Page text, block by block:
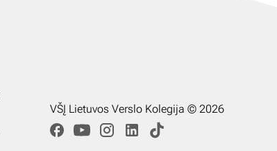
VŠĮ Lietuvos Verslo Kolegija © 2026